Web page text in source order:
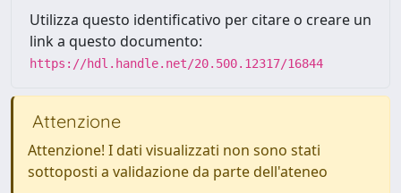
Utilizza questo identificativo per citare o creare un
link a questo documento:
https://hdl.handle.net/20.500.12317/16844
Attenzione
Attenzione! I dati visualizzati non sono stati
sottoposti a validazione da parte dell'ateneo